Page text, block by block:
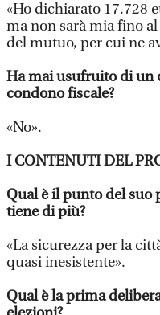
«Ho dichiarato 17.728
ma non sarà mia fino
del mutuo, per cui ne
Ha mai usufruito di un
condono fiscale?
«No».
I CONTENUTI DEL
Qual è il punto del suo
tiene di più?
«La sicurezza per la
quasi inesistente».
Qual è la prima